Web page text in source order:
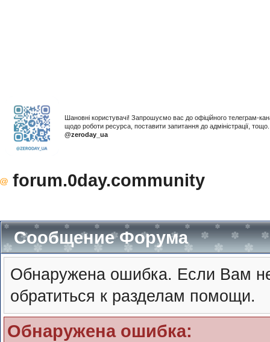
Шановні користувачі! Запрошуємо вас до офіційного телеграм-
щодо роботи ресурса, поставити запитання до адміністрації,
@zeroday_ua
forum.0day.community
Сообщение Форума
Обнаружена ошибка. Если Вам
обратиться к разделам помощи.
Обнаружена ошибка: